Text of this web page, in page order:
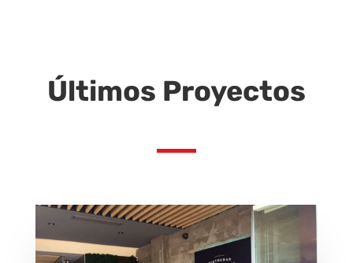
Últimos Proyectos